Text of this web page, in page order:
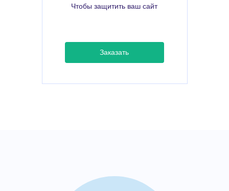
Чтобы защитить ваш сайт
Заказать